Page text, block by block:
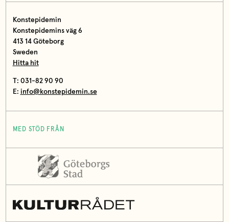
Konstepidemin
Konstepidemins väg 6
413 14 Göteborg
Sweden
Hitta hit
T: 031-82 90 90
E: info@konstepidemin.se
MED STÖD FRÅN